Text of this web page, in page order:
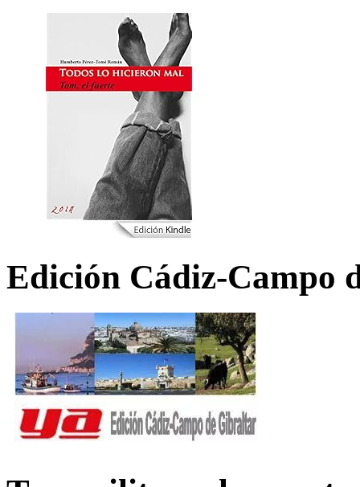
Edición Cádiz-Campo